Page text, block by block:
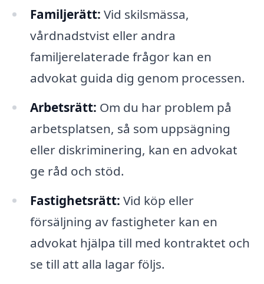
Familjerätt: Vid skilsmässa,
vårdnadstvist eller andra
familjerelaterade frågor kan en
advokat guida dig genom processen.
Arbetsrätt: Om du har problem på
arbetsplatsen, så som uppsägning
eller diskriminering, kan en advokat
ge råd och stöd.
Fastighetsrätt: Vid köp eller
försäljning av fastigheter kan en
advokat hjälpa till med kontraktet och
se till att alla lagar följs.